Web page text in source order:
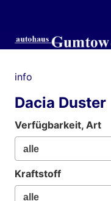
info
Dacia Duster
Verfügbarkeit, Art
Kraftstoff